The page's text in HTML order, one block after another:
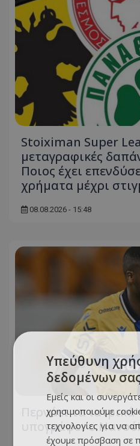
Stoiximan Super
μεταγραφικές
Ποιος έχει
χρήματα μέχρι
08.08.2026 - 15:48
Περνάει τα
υπογράφει ο Νανού!
Υπεύθυνη
δεδομένων
Εμείς και οι
χρησιμοποιούμε
τεχνολογίες για να
έχουμε πρόσβαση σε